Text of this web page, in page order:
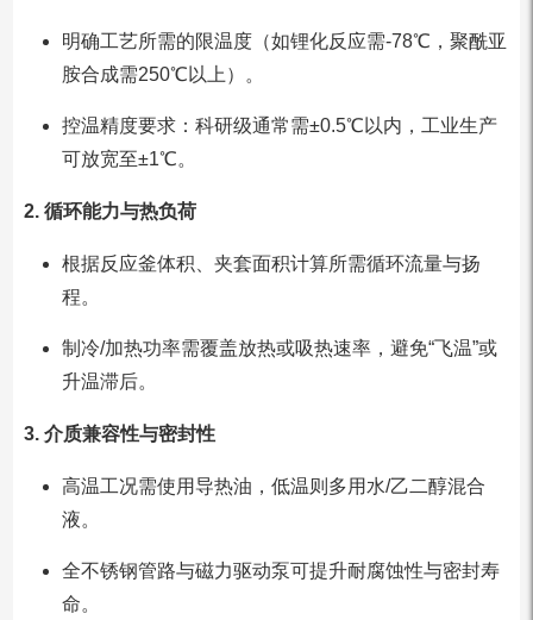
明确工艺所需的限温度（如锂化反应需-78℃，聚酰亚
胺合成需250℃以上）。
控温精度要求：科研级通常需±0.5℃以内，工业生产
可放宽至±1℃。
2. 循环能力与热负荷
根据反应釜体积、夹套面积计算所需循环流量与扬
程。
制冷/加热功率需覆盖放热或吸热速率，避免“飞温”或
升温滞后。
3. 介质兼容性与密封性
高温工况需使用导热油，低温则多用水/乙二醇混合
液。
全不锈钢管路与磁力驱动泵可提升耐腐蚀性与密封寿
命。